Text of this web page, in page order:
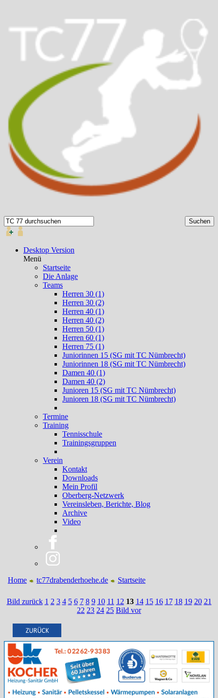
Desktop Version
Menü
Startseite
Die Anlage
Teams
Herren 30 (1)
Herren 30 (2)
Herren 40 (1)
Herren 40 (2)
Herren 50 (1)
Herren 60 (1)
Herren 75 (1)
Juniorinnen 15 (SG mit TC Nümbrecht)
Juniorinnen 18 (SG mit TC Nümbrecht)
Damen 40 (1)
Damen 40 (2)
Junioren 15 (SG mit TC Nümbrecht)
Junioren 18 (SG mit TC Nümbrecht)
Termine
Training
Tennisschule
Trainingsgruppen
Verein
Kontakt
Downloads
Mein Profil
Oberberg-Netzwerk
Vereinsleben, Berichte, Blog
Archive
Video
Home tc77drabenderhoehe.de Startseite
Bild zurück 1 2 3 4 5 6 7 8 9 10 11 12 13 14 15 16 17 18 19 20 21
22 23 24 25 Bild vor